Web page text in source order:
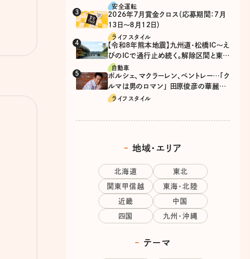
は、違反？
安全運転
2026年7月賞金クロス（応募期間：7月
13日～8月12日）
ライフスタイル
【令和8年熊本地震】九州道・松橋IC～え
びのICで通行止め続く。解除区間と東九
州道の迂回ルート
自動車
ポルシェ、マクラーレン、ベントレー…「ク
ルマは男のロマン」 田原俊彦の華麗な
る愛車遍歴
ライフスタイル
地域・エリア
北海道 東北
関東甲信越 東海・北陸
近畿 中国
四国 九州・沖縄
テーマ